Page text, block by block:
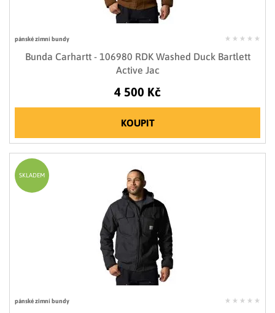
pánské zimní bundy
Bunda Carhartt - 106980 RDK Washed Duck Bartlett
Active Jac
4 500 Kč
KOUPIT
pánské zimní bundy
SKLADEM